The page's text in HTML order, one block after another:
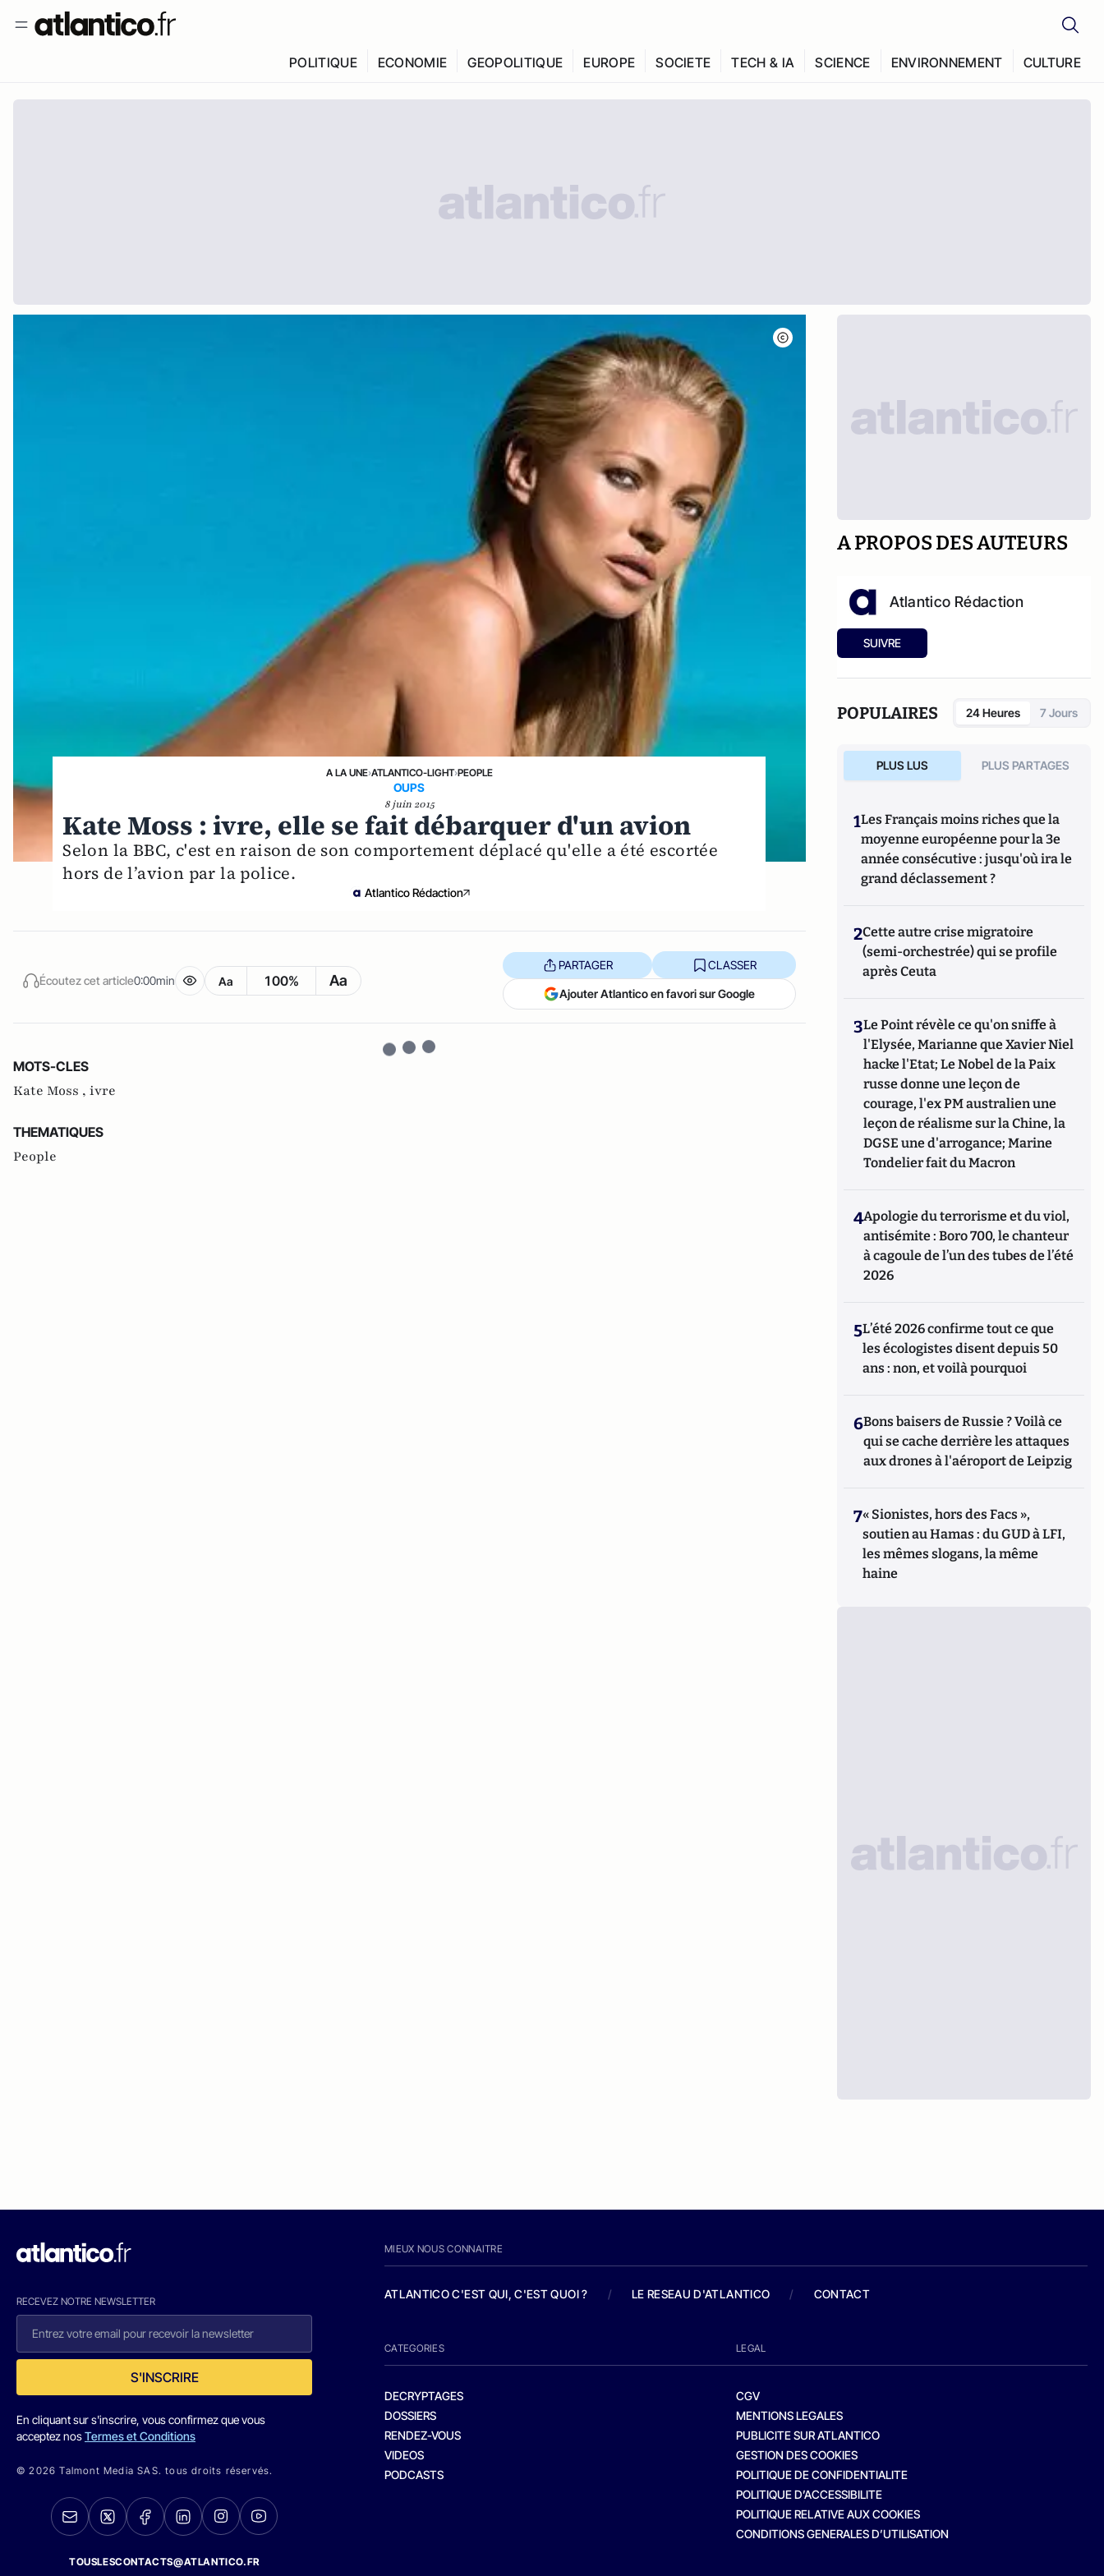
POLITIQUE ECONOMIE GEOPOLITIQUE EUROPE SOCIETE TECH & IA SCIENCE ENVIRONNEMENT CULTURE
A LA UNE›ATLANTICO-LIGHT›PEOPLE
OUPS
8 juin 2015
Kate Moss : ivre, elle se fait débarquer d'un avion
Selon la BBC, c'est en raison de son comportement déplacé qu'elle a été escortée
hors de l’avion par la police.
Atlantico Rédaction
Écoutez cet article0:00min Aa 100% Aa
PARTAGER CLASSER
Ajouter Atlantico en favori sur Google
MOTS-CLES
Kate Moss , ivre
THEMATIQUES
People
A PROPOS DES AUTEURS
Atlantico Rédaction
SUIVRE
POPULAIRES 24 Heures 7 Jours
PLUS LUS PLUS PARTAGES
1Les Français moins riches que la
moyenne européenne pour la 3e
année consécutive : jusqu'où ira le
grand déclassement ?
2Cette autre crise migratoire
(semi-orchestrée) qui se profile
après Ceuta
3Le Point révèle ce qu'on sniffe à
l'Elysée, Marianne que Xavier Niel
hacke l'Etat; Le Nobel de la Paix
russe donne une leçon de
courage, l'ex PM australien une
leçon de réalisme sur la Chine, la
DGSE une d'arrogance; Marine
Tondelier fait du Macron
4Apologie du terrorisme et du viol,
antisémite : Boro 700, le chanteur
à cagoule de l’un des tubes de l’été
2026
5L’été 2026 confirme tout ce que
les écologistes disent depuis 50
ans : non, et voilà pourquoi
6Bons baisers de Russie ? Voilà ce
qui se cache derrière les attaques
aux drones à l'aéroport de Leipzig
7« Sionistes, hors des Facs »,
soutien au Hamas : du GUD à LFI,
les mêmes slogans, la même
haine
RECEVEZ NOTRE NEWSLETTER
S'INSCRIRE
En cliquant sur s'inscrire, vous confirmez que vous
acceptez nosTermes et Conditions
© 2026 Talmont Media SAS. tous droits réservés.
TOUSLESCONTACTS@ATLANTICO.FR
MIEUX NOUS CONNAITRE
ATLANTICO C'EST QUI, C'EST QUOI ? / LE RESEAU D'ATLANTICO / CONTACT
CATEGORIES
DECRYPTAGES
DOSSIERS
RENDEZ-VOUS
VIDEOS
PODCASTS
LEGAL
CGV
MENTIONS LEGALES
PUBLICITE SUR ATLANTICO
GESTION DES COOKIES
POLITIQUE DE CONFIDENTIALITE
POLITIQUE D’ACCESSIBILITE
POLITIQUE RELATIVE AUX COOKIES
CONDITIONS GENERALES D’UTILISATION